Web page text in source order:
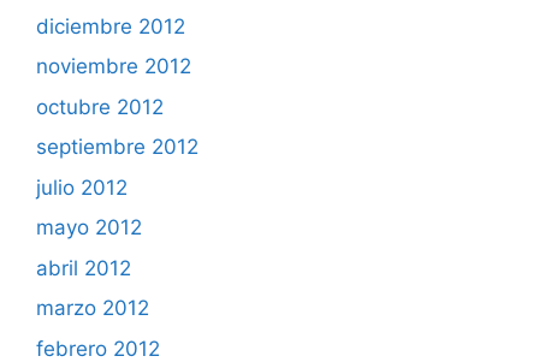
diciembre 2012
noviembre 2012
octubre 2012
septiembre 2012
julio 2012
mayo 2012
abril 2012
marzo 2012
febrero 2012